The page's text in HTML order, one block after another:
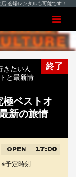
会場レンタルも可能です！
終了
きたい人
と最新情
ベストオ
新の旅情
OPEN 17:00
※予定時刻